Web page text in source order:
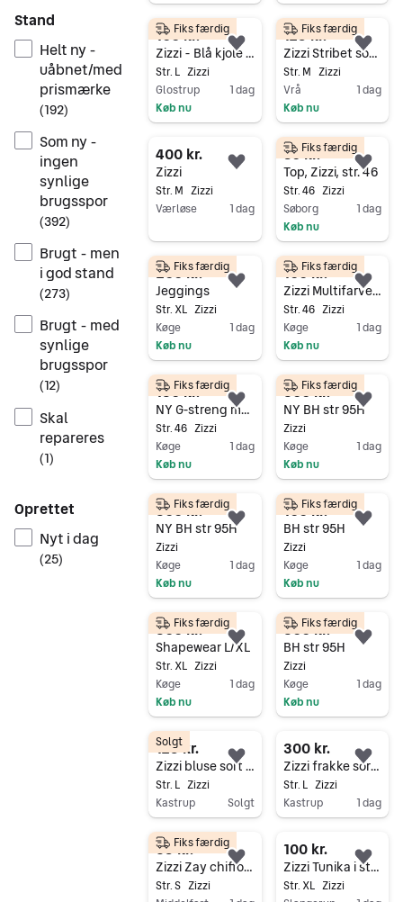
Stand
Helt ny -
uåbnet/med
prismærke
(192)
Som ny -
ingen
synlige
brugsspor
(392)
Brugt - men
i god stand
(273)
Brugt - med
synlige
brugsspor
(12)
Skal
repareres
(1)
Oprettet
Nyt i dag
(25)
Gå til annoncen
100 kr.
Zizzi - Blå kjole med palietter - str. L (50/52)
Str. L Zizzi
Glostrup
1 dag
Køb nu
Fiks færdig
Føj til favoritter.
125 kr.
Zizzi Stribet sommerkjole
Str. M Zizzi
Vrå
1 dag
Køb nu
Fiks færdig
Føj
Gå til annoncen
400 kr.
Zizzi
Str. M Zizzi
Værløse
1 dag
Føj til favoritter.
Gå til annoncen
80 kr.
Top, Zizzi, str. 46
Str. 46 Zizzi
Søborg
1 dag
Køb nu
Fiks færdig
Føj
Gå til annoncen
200 kr.
Jeggings
Str. XL Zizzi
Køge
1 dag
Køb nu
Fiks færdig
Føj til favoritter.
Gå til annoncen
100 kr.
Zizzi Multifarvet Bomuld Trusser Dame Str. 46
Str. 46 Zizzi
Køge
1 dag
Køb nu
Fiks færdig
Føj
Gå til annoncen
130 kr.
NY G-streng med mesh
Str. 46 Zizzi
Køge
1 dag
Køb nu
Fiks færdig
Føj til favoritter.
Gå til annoncen
300 kr.
NY BH str 95H
Zizzi
Køge
1 dag
Køb nu
Fiks færdig
Gå til annoncen
300 kr.
NY BH str 95H
Zizzi
Køge
1 dag
Køb nu
Fiks færdig
Føj til favoritter.
Gå til annoncen
100 kr.
BH str 95H
Zizzi
Køge
1 dag
Køb nu
Fiks færdig
Gå til annoncen
300 kr.
Shapewear L/XL
Str. XL Zizzi
Køge
1 dag
Køb nu
Fiks færdig
Føj til favoritter.
Gå til annoncen
300 kr.
BH str 95H
Zizzi
Køge
1 dag
Køb nu
Fiks færdig
125 kr.
Zizzi bluse sort med knapper str. L
Str. L Zizzi
Kastrup
Solgt
Solgt
Føj til favoritter.
Gå til annoncen
300 kr.
Zizzi frakke sort str. L dame
Str. L Zizzi
Kastrup
1 dag
Føj
65 kr.
Zizzi Zay chiffon bluse S beige (stor i størrelsen)
Str. S Zizzi
Fiks færdig
Føj til favoritter.
100 kr.
Zizzi Tunika i str. XL
Str. XL Zizzi
Føj